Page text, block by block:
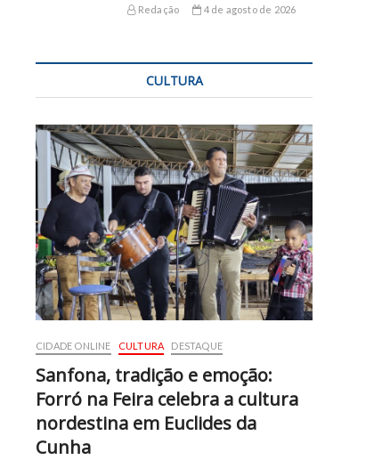
Redação 4 de agosto de 2026
CULTURA
CIDADE ONLINE CULTURA DESTAQUE
Sanfona, tradição e emoção:
Forró na Feira celebra a cultura
nordestina em Euclides da
Cunha